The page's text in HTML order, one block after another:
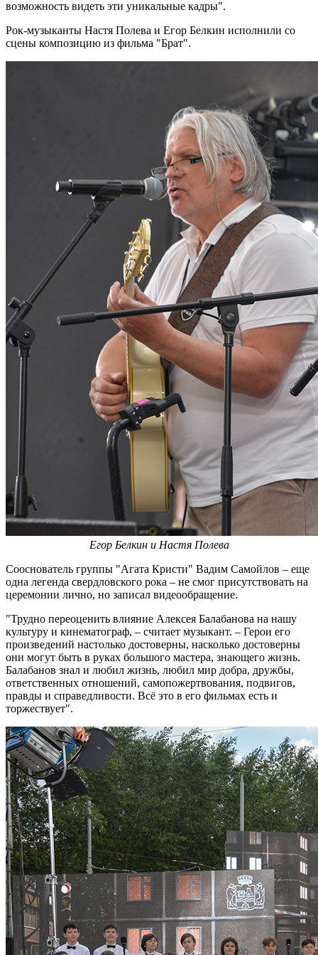
возможность видеть эти уникальные кадры".
Рок-музыканты Настя Полева и Егор Белкин исполнили со
сцены композицию из фильма "Брат".
Егор Белкин и Настя Полева
Сооснователь группы "Агата Кристи" Вадим Самойлов – еще
одна легенда свердловского рока – не смог присутствовать на
церемонии лично, но записал видеообращение.
"Трудно переоценить влияние Алексея Балабанова на нашу
культуру и кинематограф, – считает музыкант. – Герои его
произведений настолько достоверны, насколько достоверны
они могут быть в руках большого мастера, знающего жизнь.
Балабанов знал и любил жизнь, любил мир добра, дружбы,
ответственных отношений, самопожертвования, подвигов,
правды и справедливости. Всё это в его фильмах есть и
торжествует".